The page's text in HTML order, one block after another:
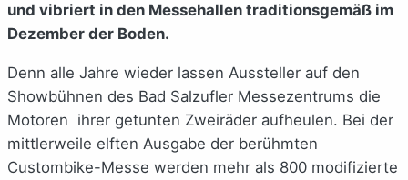
und vibriert in den Messehallen traditionsgemäß im
Dezember der Boden.
Denn alle Jahre wieder lassen Aussteller auf den
Showbühnen des Bad Salzufler Messezentrums die
Motoren ihrer getunten Zweiräder aufheulen. Bei der
mittlerweile elften Ausgabe der berühmten
Custombike-Messe werden mehr als 800 modifizierte